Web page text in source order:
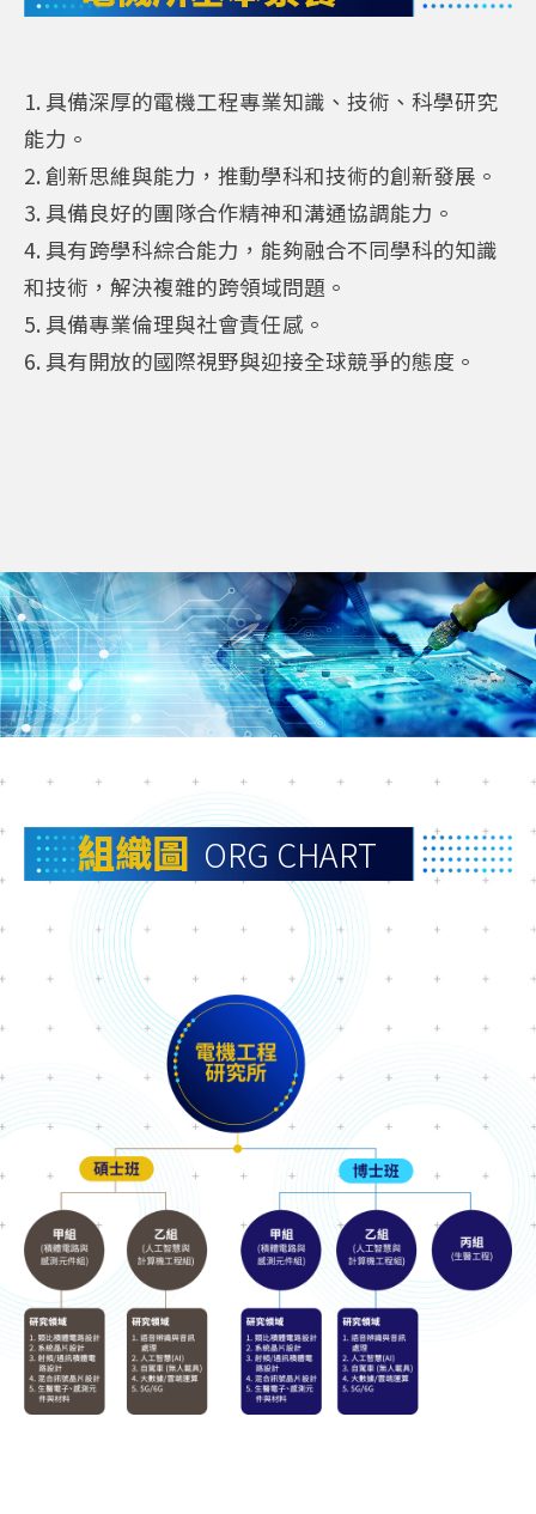
1. 具備深厚的電機工程專業知識、技術、科學研究
能力。
2. 創新思維與能力，推動學科和技術的創新發展。
3. 具備良好的團隊合作精神和溝通協調能力。
4. 具有跨學科綜合能力，能夠融合不同學科的知識
和技術，解決複雜的跨領域問題。
5. 具備專業倫理與社會責任感。
6. 具有開放的國際視野與迎接全球競爭的態度。
組織圖 ORG CHART